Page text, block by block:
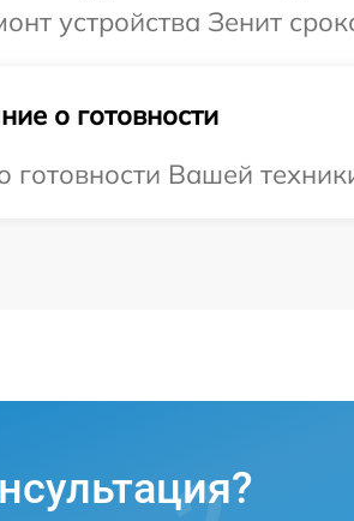
устройства Зенит
о готовности
Вашей